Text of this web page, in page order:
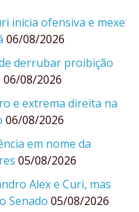
inicia ofensiva e mexe
06/08/2026
derrubar proibição
06/08/2026
e extrema direita na
06/08/2026
em nome da
05/08/2026
Alex e Curi, mas
Senado 05/08/2026